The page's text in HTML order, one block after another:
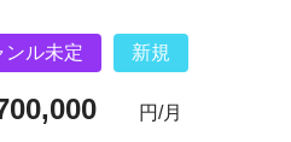
ンル未定 新規
円/月